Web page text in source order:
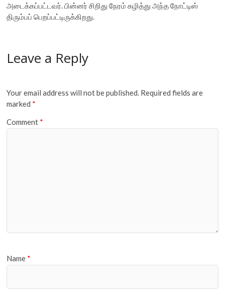
அடைக்கப்பட்டவர். பின்னர் சிறிது நேரம் கழித்து அந்த நோட்டிஸ்
திரும்பப் பெறப்பட்டிருக்கிறது.
Leave a Reply
Your email address will not be published. Required fields are
marked *
Comment *
Name *